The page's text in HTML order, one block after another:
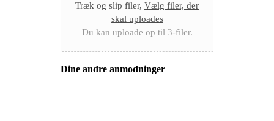
Træk og slip filer, Vælg filer, der
skal uploades
Du kan uploade op til 3-filer.
Dine andre anmodninger